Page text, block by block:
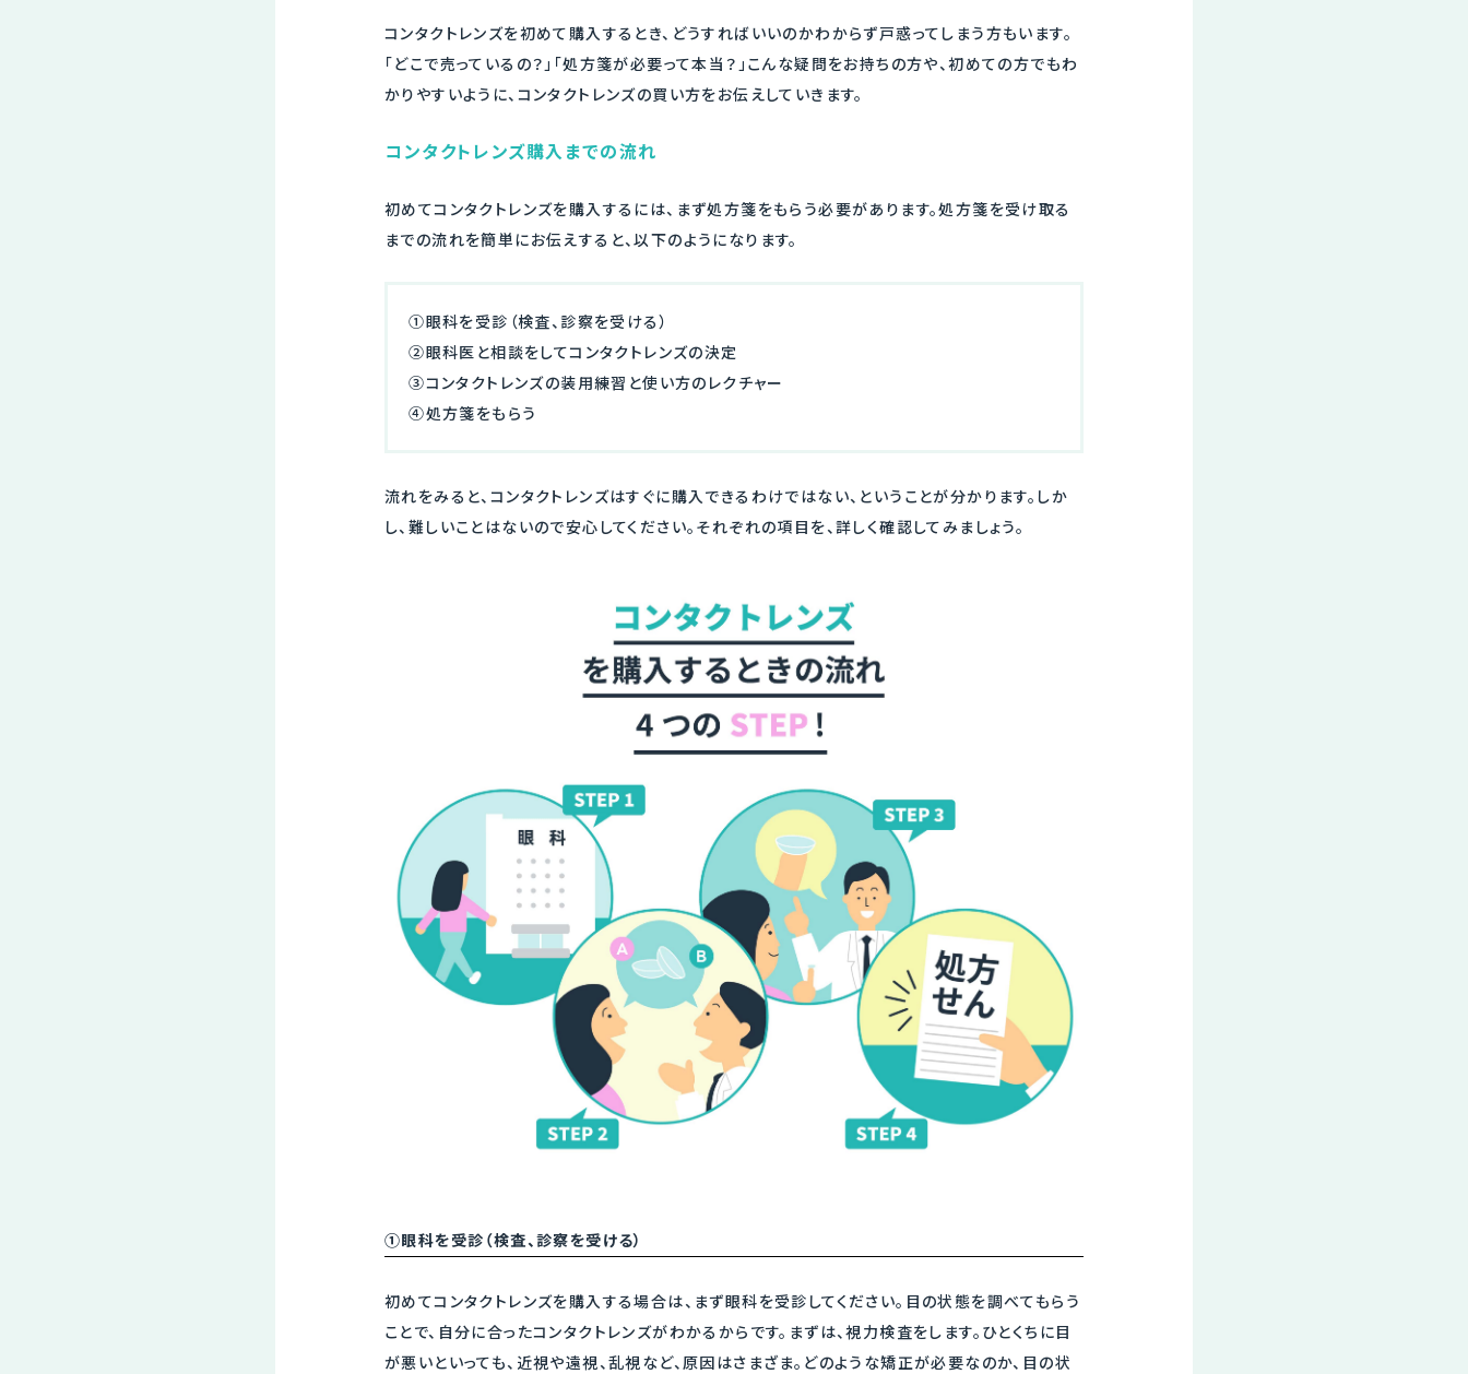
コンタクトレンズを初めて購入するとき、どうすればいいのかわからず戸惑ってしまう方もいます。
「どこで売っているの？」「処方箋が必要って本当？」こんな疑問をお持ちの方や、初めての方でもわ
かりやすいように、コンタクトレンズの買い方をお伝えしていきます。
コンタクトレンズ購入までの流れ
初めてコンタクトレンズを購入するには、まず処方箋をもらう必要があります。処方箋を受け取る
までの流れを簡単にお伝えすると、以下のようになります。
①眼科を受診（検査、診察を受ける）
②眼科医と相談をしてコンタクトレンズの決定
③コンタクトレンズの装用練習と使い方のレクチャー
④処方箋をもらう
流れをみると、コンタクトレンズはすぐに購入できるわけではない、ということが分かります。しか
し、難しいことはないので安心してください。それぞれの項目を、詳しく確認してみましょう。
①眼科を受診（検査、診察を受ける）
初めてコンタクトレンズを購入する場合は、まず眼科を受診してください。目の状態を調べてもらう
ことで、自分に合ったコンタクトレンズがわかるからです。まずは、視力検査をします。ひとくちに目
が悪いといっても、近視や遠視、乱視など、原因はさまざま。どのような矯正が必要なのか、目の状